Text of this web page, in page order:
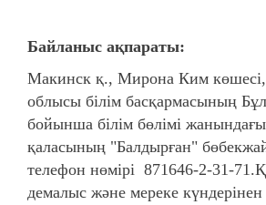
Байланыс ақпараты:
Макинск қ., Мирона Ким
облысы білім басқармасының
бойынша білім бөлімі
қаласының "Балдырған"
телефон нөмірі 871646-2-31-
демалыс және мереке